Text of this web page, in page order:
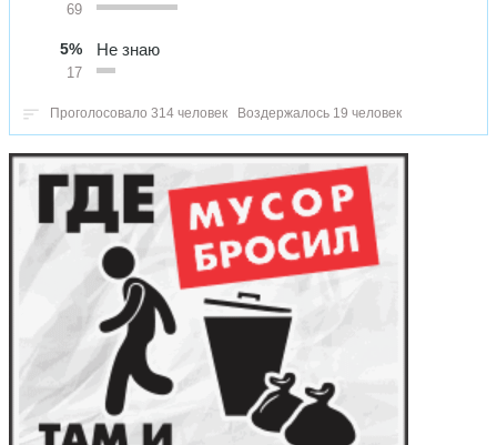
69
5%
17
Не знаю
Проголосовало 314 человек Воздержалось 19 человек